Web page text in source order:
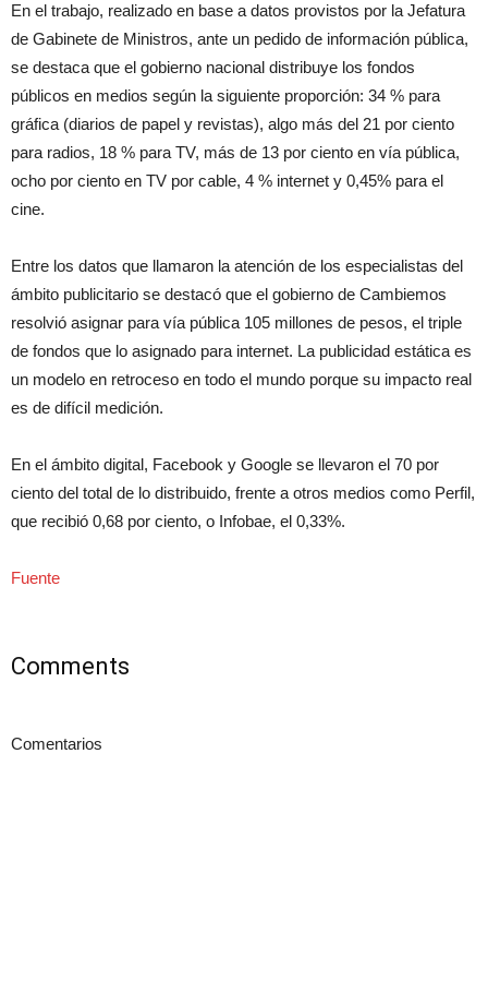
En el trabajo, realizado en base a datos provistos por la Jefatura
de Gabinete de Ministros, ante un pedido de información pública,
se destaca que el gobierno nacional distribuye los fondos
públicos en medios según la siguiente proporción: 34 % para
gráfica (diarios de papel y revistas), algo más del 21 por ciento
para radios, 18 % para TV, más de 13 por ciento en vía pública,
ocho por ciento en TV por cable, 4 % internet y 0,45% para el
cine.
Entre los datos que llamaron la atención de los especialistas del
ámbito publicitario se destacó que el gobierno de Cambiemos
resolvió asignar para vía pública 105 millones de pesos, el triple
de fondos que lo asignado para internet. La publicidad estática es
un modelo en retroceso en todo el mundo porque su impacto real
es de difícil medición.
En el ámbito digital, Facebook y Google se llevaron el 70 por
ciento del total de lo distribuido, frente a otros medios como Perfil,
que recibió 0,68 por ciento, o Infobae, el 0,33%.
Fuente
Comments
Comentarios